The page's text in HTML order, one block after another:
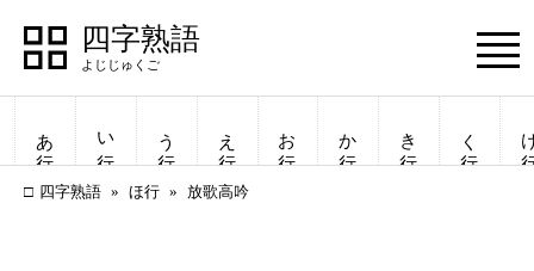
四字熟語 Menu
あ行 い行 う行 え行 お行 か行 き行 く行
四字熟語 ほ行 放歌高吟